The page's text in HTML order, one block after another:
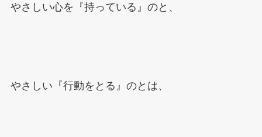
やさしい心を『持っている』のと、
やさしい『行動をとる』のとは、